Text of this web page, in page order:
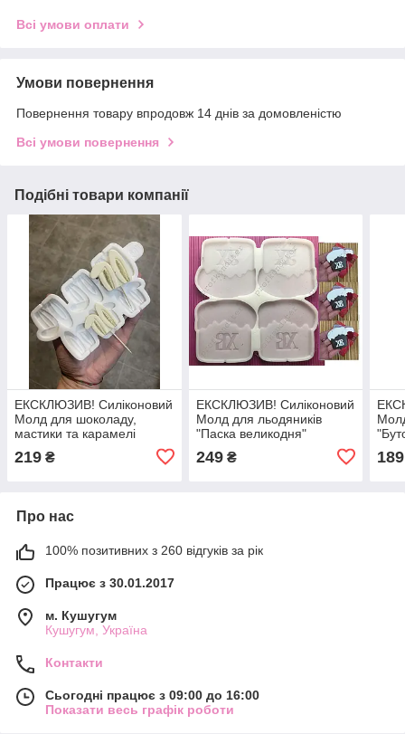
Всі умови оплати
Умови повернення
Повернення товару впродовж 14 днів за домовленістю
Всі умови повернення
Подібні товари компанії
ЕКСКЛЮЗИВ! Силіконовий
Молд для шоколаду,
мастики та карамелі
розміри)"
219 ₴
ЕКСКЛЮЗИВ! Силіконовий
Молд для льодяників
"Паска великодня"
249₴ 189
Про нас
100% позитивних з 260 відгуків за рік
Працює з 30.01.2017
м. Кушугум
Кушугум, Україна
Контакти
Сьогодні працює з 09:00 до 16:00
Показати весь графік роботи